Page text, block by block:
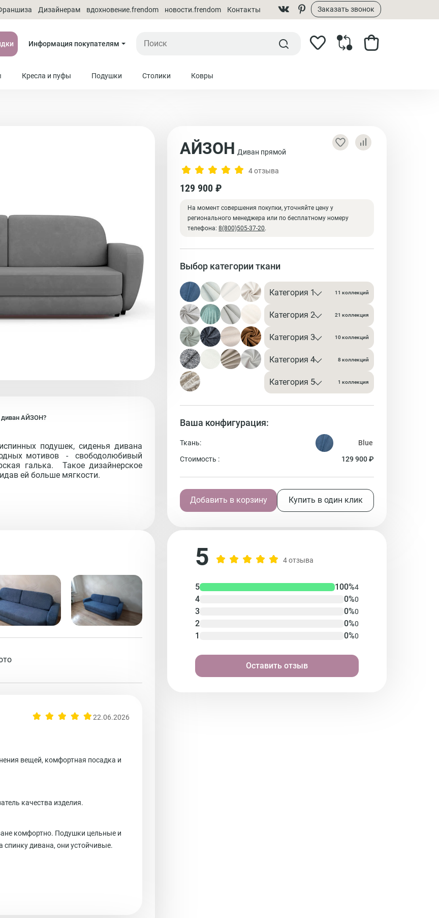
Дизайнерам вдохновение.frendom новости.frendom Контакты Заказать звонок
Информация покупателям
Кресла и пуфы Подушки Столики Ковры
диван АЙЗОН?
подушек, сиденья дивана
мотивов  -  свободолюбивый
галька.  Такое дизайнерское
ей больше мягкости.
АЙЗОН Диван прямой
4 отзыва
129 900 ₽
На момент совершения покупки, уточняйте цену у
регионального менеджера или по бесплатному номеру
телефона:8(800)505-37-20.
Выбор категории ткани
Категория 1 11 коллекций
Категория 2 21 коллекция
Категория 3 10 коллекций
Категория 4 8 коллекций
Категория 5 1 коллекция
Ваша конфигурация:
Ткань:
Стоимость :
129 900 ₽
Добавить в корзину Купить в один клик
22.06.2026
вещей, комфортная посадка и
качества изделия.
комфортно. Подушки цельные и
спинку дивана, они устойчивые.
5 4 отзыва
5 100%4
4 0%0
3 0%0
2 0%0
1 0%0
Оставить отзыв